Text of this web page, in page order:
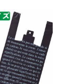
(4,000枚)